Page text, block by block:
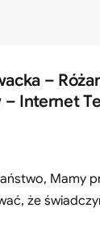
–
– Internet
Mamy
że